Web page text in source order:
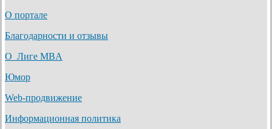
О портале
Благодарности и отзывы
О Лиге MBA
Юмор
Web-продвижение
Информационная политика